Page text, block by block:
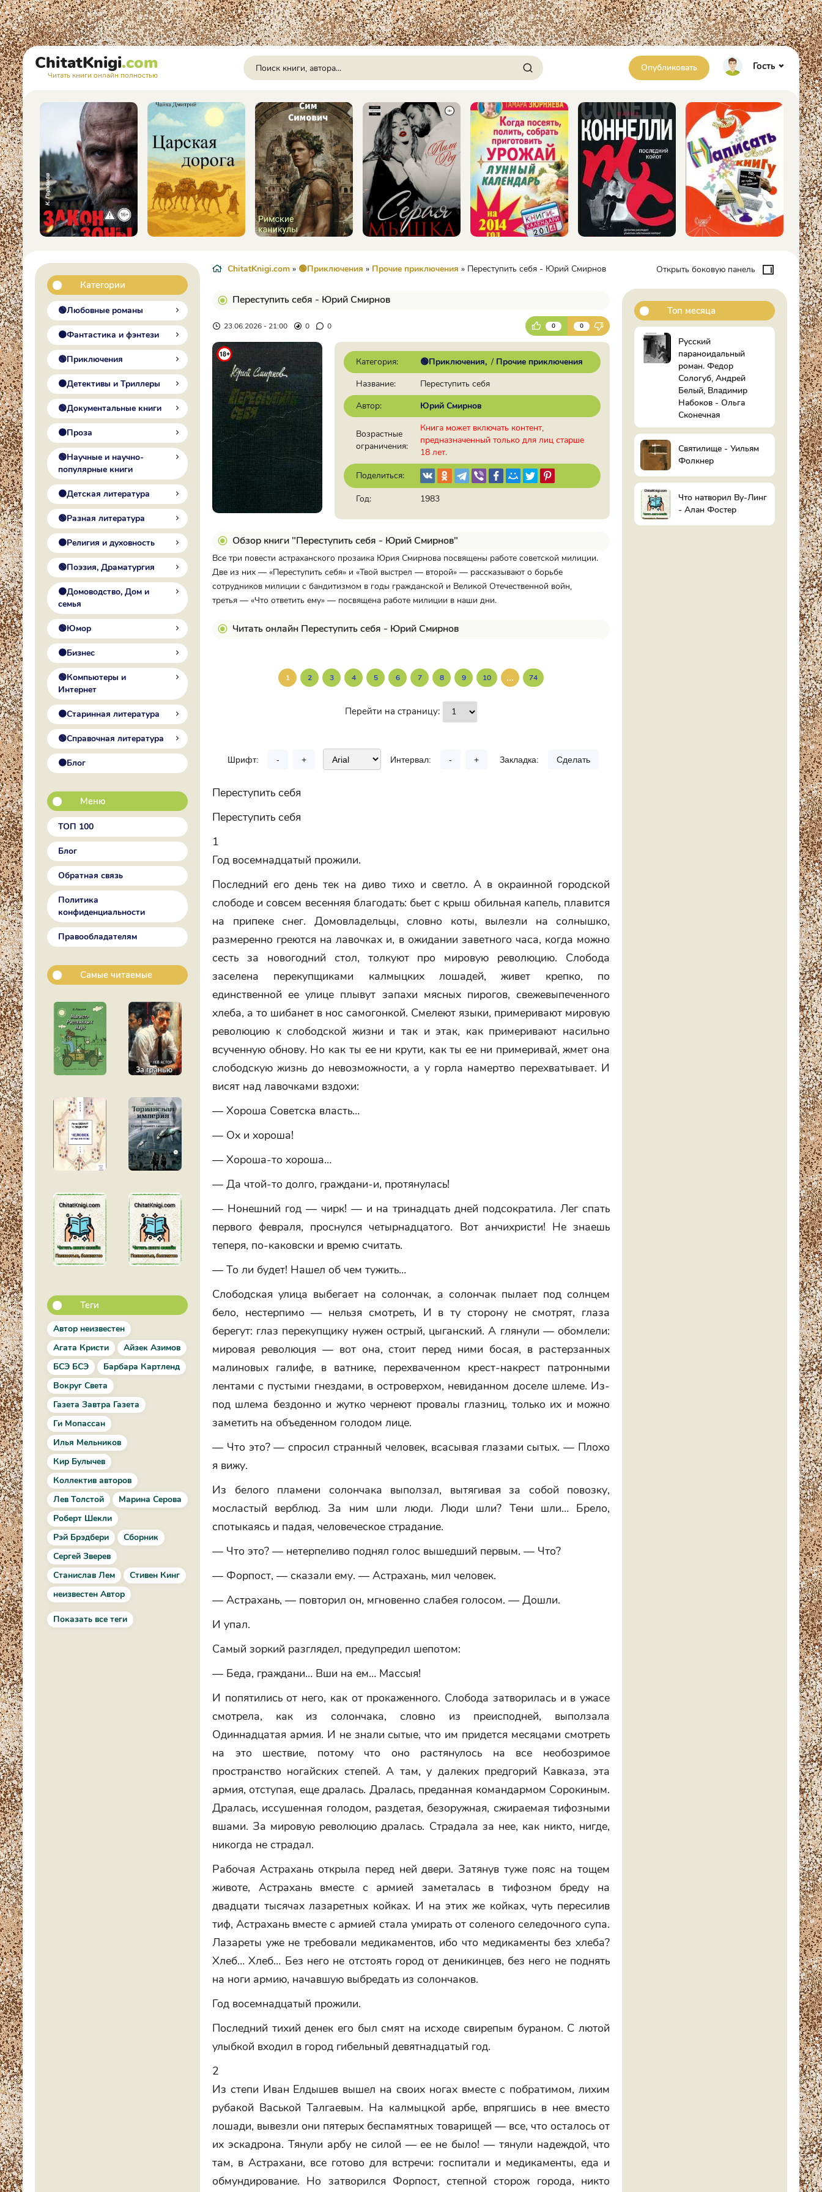
ChitatKnigi.com
Читать книги онлайн полностью
Опубликовать Гость
Категории
🟢Любовные романы
🟠Фантастика и фэнтези
🟢Приключения
🟠Детективы и Триллеры
🟢Документальные книги
🟠Проза
🟢Научные и научно-
популярные книги
🟠Детская литература
🟢Разная литература
🟠Религия и духовность
🟢Поэзия, Драматургия
🟠Домоводство, Дом и
семья
🟢Юмор
🟠Бизнес
🟢Компьютеры и
Интернет
🟠Старинная литература
🟢Справочная литература
🟠Блог
Меню
ТОП 100
Блог
Обратная связь
Политика
конфиденциальности
Правообладателям
Самые читаемые
Теги
Автор неизвестен
Агата Кристи
Айзек Азимов
БСЭ БСЭ
Барбара Картленд
Вокруг Света
Газета Завтра Газета
Ги Мопассан
Илья Мельников
Кир Булычев
Коллектив авторов
Лев Толстой
Марина Серова
Роберт Шекли
Рэй Брэдбери
Сборник
Сергей Зверев
Станислав Лем
Стивен Кинг
неизвестен Автор
Показать все теги
ChitatKnigi.com » 🟢Приключения » Прочие приключения » Переступить себя - Юрий Смирнов
Переступить себя - Юрий Смирнов
23.06.2026 - 21:00 0 0 0 0
Категория: 🟢Приключения / Прочие приключения
Название:
Переступить себя
Автор:
Юрий Смирнов
Возрастные
ограничения:
Книга может включать контент,
предназначенный только для лиц старше
18 лет.
Поделиться:
Год:
1983
Обзор книги "Переступить себя - Юрий Смирнов"
Все три повести астраханского прозаика Юрия Смирнова посвящены работе советской милиции.
Две из них — «Переступить себя» и «Твой выстрел — второй» — рассказывают о борьбе
сотрудников милиции с бандитизмом в годы гражданской и Великой Отечественной войн,
третья — «Что ответить ему» — посвящена работе милиции в наши дни.
Читать онлайн Переступить себя - Юрий Смирнов
1 2 3 4 5 6 7 8 9 10 ... 74
Перейти на страницу:
Шрифт: - + Интервал: - + Закладка: Сделать
Переступить себя
Переступить себя
1
Год восемнадцатый прожили.
Последний его день тек на диво тихо и светло. А в окраинной городской
слободе и совсем весенняя благодать: бьет с крыш обильная капель, плавится
на припеке снег. Домовладельцы, словно коты, вылезли на солнышко,
размеренно греются на лавочках и, в ожидании заветного часа, когда можно
сесть за новогодний стол, толкуют про мировую революцию. Слобода
заселена перекупщиками калмыцких лошадей, живет крепко, по
единственной ее улице плывут запахи мясных пирогов, свежевыпеченного
хлеба, а то шибанет в нос самогонкой. Смелеют языки, примеривают мировую
революцию к слободской жизни и так и этак, как примеривают насильно
всученную обнову. Но как ты ее ни крути, как ты ее ни примеривай, жмет она
слободскую жизнь до невозможности, а у горла намертво перехватывает. И
висят над лавочками вздохи:
— Хороша Советска власть…
— Ох и хороша!
— Хороша-то хороша…
— Да чтой-то долго, граждани-и, протянулась!
— Нонешний год — чирк! — и на тринадцать дней подсократила. Лег спать
первого февраля, проснулся четырнадцатого. Вот анчихристи! Не знаешь
теперя, по-каковски и времю считать.
— То ли будет! Нашел об чем тужить…
Слободская улица выбегает на солончак, а солончак пылает под солнцем
бело, нестерпимо — нельзя смотреть, И в ту сторону не смотрят, глаза
берегут: глаз перекупщику нужен острый, цыганский. А глянули — обомлели:
мировая революция — вот она, стоит перед ними босая, в растерзанных
малиновых галифе, в ватнике, перехваченном крест-накрест патронными
лентами с пустыми гнездами, в островерхом, невиданном доселе шлеме. Из-
под шлема бездонно и жутко чернеют провалы глазниц, только их и можно
заметить на объеденном голодом лице.
— Что это? — спросил странный человек, всасывая глазами сытых. — Плохо
я вижу.
Из белого пламени солончака выползал, вытягивая за собой повозку,
мосластый верблюд. За ним шли люди. Люди шли? Тени шли… Брело,
спотыкаясь и падая, человеческое страдание.
— Что это? — нетерпеливо поднял голос вышедший первым. — Что?
— Форпост, — сказали ему. — Астрахань, мил человек.
— Астрахань, — повторил он, мгновенно слабея голосом. — Дошли.
И упал.
Самый зоркий разглядел, предупредил шепотом:
— Беда, граждани… Вши на ем… Массыя!
И попятились от него, как от прокаженного. Слобода затворилась и в ужасе
смотрела, как из солончака, словно из преисподней, выползала
Одиннадцатая армия. И не знали сытые, что им придется месяцами смотреть
на это шествие, потому что оно растянулось на все необозримое
пространство ногайских степей. А там, у далеких предгорий Кавказа, эта
армия, отступая, еще дралась. Дралась, преданная командармом Сорокиным.
Дралась, иссушенная голодом, раздетая, безоружная, сжираемая тифозными
вшами. За мировую революцию дралась. Страдала за нее, как никто, нигде,
никогда не страдал.
Рабочая Астрахань открыла перед ней двери. Затянув туже пояс на тощем
животе, Астрахань вместе с армией заметалась в тифозном бреду на
двадцати тысячах лазаретных койках. И на этих же койках, чуть пересилив
тиф, Астрахань вместе с армией стала умирать от соленого селедочного супа.
Лазареты уже не требовали медикаментов, ибо что медикаменты без хлеба?
Хлеб… Хлеб… Без него не отстоять город от деникинцев, без него не поднять
на ноги армию, начавшую выбредать из солончаков.
Год восемнадцатый прожили.
Последний тихий денек его был смят на исходе свирепым бураном. С лютой
улыбкой входил в город гибельный девятнадцатый год.
2
Из степи Иван Елдышев вышел на своих ногах вместе с побратимом, лихим
рубакой Васькой Талгаевым. На калмыцкой арбе, впрягшись в нее вместо
лошади, вывезли они пятерых беспамятных товарищей — все, что осталось от
их эскадрона. Тянули арбу не силой — ее не было! — тянули надеждой, что
там, в Астрахани, все готово для встречи: госпитали и медикаменты, еда и
обмундирование. Но затворился Форпост, степной сторож города, никто
Открыть боковую панель
Топ месяца
Русский
параноидальный
роман. Федор
Сологуб, Андрей
Белый, Владимир
Набоков - Ольга
Сконечная
Святилище - Уильям
Фолкнер
Что натворил Ву-Линг
- Алан Фостер